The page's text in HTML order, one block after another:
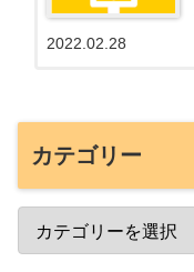
2022.02.28
カテゴリー